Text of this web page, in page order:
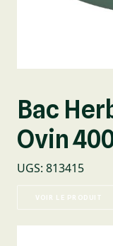
Bac
Ovin
UGS: 813415
VOIR LE PRODUIT